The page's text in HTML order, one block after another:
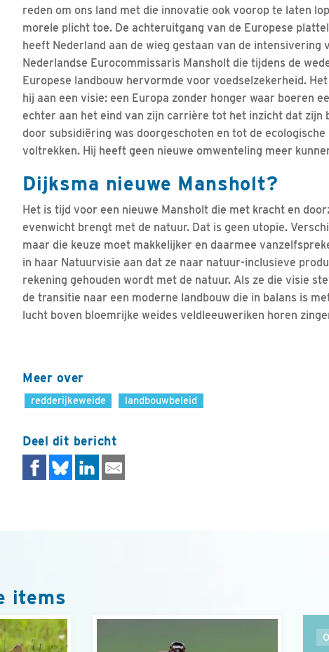
reden om ons land met die innovatie ook voorop te laten
morele plicht toe. De achteruitgang van de Europese
heeft Nederland aan de wieg gestaan van de intensivering
Nederlandse Eurocommissaris Mansholt die tijdens de
Europese landbouw hervormde voor voedselzekerheid.
hij aan een visie: een Europa zonder honger waar boeren
echter aan het eind van zijn carrière tot het inzicht dat zijn
door subsidiëring was doorgeschoten en tot de
voltrekken. Hij heeft geen nieuwe omwenteling meer
Dijksma nieuwe Mansholt?
Het is tijd voor een nieuwe Mansholt die met kracht en
evenwicht brengt met de natuur. Dat is geen utopie.
maar die keuze moet makkelijker en daarmee
in haar Natuurvisie aan dat ze naar natuur-inclusieve
rekening gehouden wordt met de natuur. Als ze die visie
de transitie naar een moderne landbouw die in balans is
lucht boven bloemrijke weides veldleeuweriken horen
Meer over
redderijkeweide landbouwbeleid
Deel dit bericht
items